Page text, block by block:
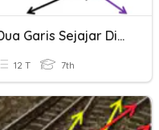
Dua Garis Sejajar Dipotong Garis Tranversal
12 T 7th